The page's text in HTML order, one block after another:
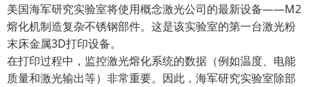
美国海军研究实验室将使用概念激光公司的最新设备——M2
熔化机制造复杂不锈钢部件。这是该实验室的第一台激光粉
末床金属3D打印设备。
在打印过程中，监控激光熔化系统的数据（例如温度、电能
质量和激光输出等）非常重要。因此，海军研究实验室除部